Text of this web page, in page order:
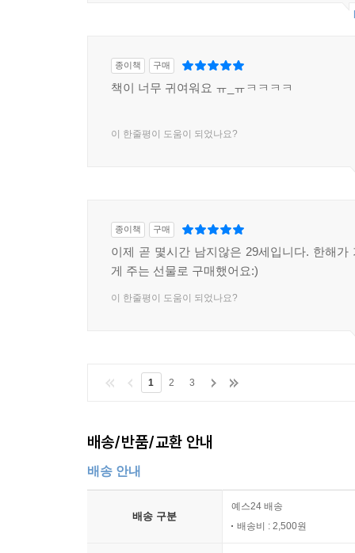
종이책 구매
책이 너무 귀여워요 ㅠ_ㅠㅋㅋㅋㅋ
이 한줄평이 도움이 되었나요?
종이책 구매
이제 곧 몇시간 남지않은 29세입니다. 한해가
게 주는 선물로 구매했어요:)
이 한줄평이 도움이 되었나요?
1 2 3
배송/반품/교환 안내
배송 안내
배송 구분
예스24 배송
배송비 : 2,500원